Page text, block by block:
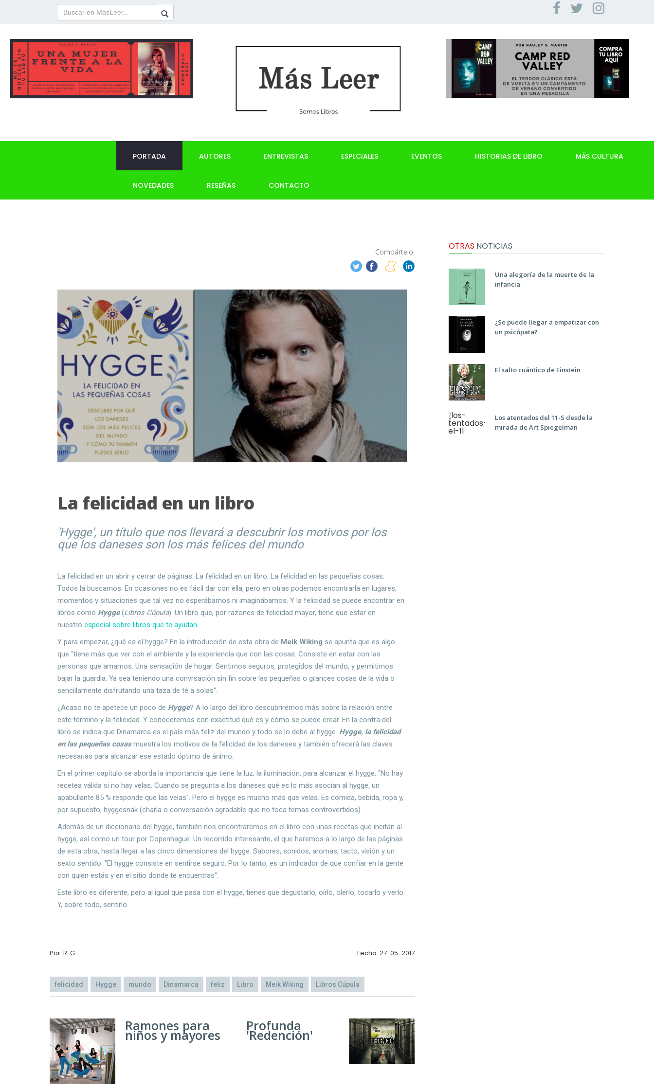
PORTADA AUTORES ENTREVISTAS ESPECIALES EVENTOS HISTORIAS DE LIBRO MÁS CULTURA
NOVEDADES RESEÑAS CONTACTO
Compártelo:
La felicidad en un libro
'Hygge', un título que nos llevará a descubrir los motivos por los
que los daneses son los más felices del mundo
La felicidad en un abrir y cerrar de páginas. La felicidad en un libro. La felicidad en las pequeñas cosas.
Todos la buscamos. En ocasiones no es fácil dar con ella, pero en otras podemos encontrarla en lugares,
momentos y situaciones que tal vez no esperábamos ni imaginábamos. Y la felicidad se puede encontrar en
libros como Hygge(Libros Cúpula). Un libro que, por razones de felicidad mayor, tiene que estar en
nuestroespecial sobre libros que te ayudan.
Y para empezar, ¿qué es el hygge? En la introducción de esta obra de Meik Wiking se apunta que es algo
que "tiene más que ver con el ambiente y la experiencia que con las cosas. Consiste en estar con las
personas que amamos. Una sensación de hogar. Sentirnos seguros, protegidos del mundo, y permitirnos
bajar la guardia. Ya sea teniendo una convrsación sin fin sobre las pequeñas o grances cosas de la vida o
sencillamente disfrutando una taza de té a solas".
¿Acaso no te apetece un poco de Hygge? A lo largo del libro descubriremos más sobre la relación entre
este término y la felicidad. Y conoceremos con exactitud qué es y cómo se puede crear. En la contra del
libro se indica que Dinamarca es el país más feliz del mundo y todo se lo debe al hygge. Hygge, la felicidad
en las pequeñas cosasmuestra los motivos de la felicidad de los daneses y también ofrecerá las claves
necesarias para alcanzar ese estado óptimo de ánimo.
En el primer capítulo se aborda la importancia que tiene la luz, la iluminación, para alcanzar el hygge. "No hay
recetea válida si no hay velas. Cuando se pregunta a los daneses qué es lo más asocian al hygge, un
apabullante 85 % responde que las velas". Pero el hygge es mucho más que velas. Es comida, bebida, ropa y,
por supuesto, hyggesnak (charla o conversación agradable que no toca temas controvertidos).
Además de un diccionario del hygge, también nos encontraremos en el libro con unas recetas que incitan al
hygge, así como un tour por Copenhague. Un recorrido interesante, el que haremos a lo largo de las páginas
de esta obra, hasta llegar a las cinco dimensiones del hygge. Sabores, sonidos, aromas, tacto, visión y un
sexto sentido. "El hygge consiste en sentirse seguro. Por lo tanto, es un indicador de que confíar en la gente
con quien estás y en el sitio donde te encuentras".
Este libro es diferente, pero al igual que pasa con el hygge, tienes que degustarlo, oírlo, olerlo, tocarlo y verlo.
Y, sobre todo, sentirlo.
Por: R. G. Fecha: 27-05-2017
felicidad Hygge mundo Dinamarca feliz Libro Meik Wiking Libros Cúpula
Ramones para
niños y mayores
Profunda
'Redención'
OTRAS NOTICIAS
Una alegoría de la muerte de la
infancia
¿Se puede llegar a empatizar con
un psicópata?
El salto cuántico de Einstein
Los atentados del 11-S desde la
mirada de Art Spiegelman